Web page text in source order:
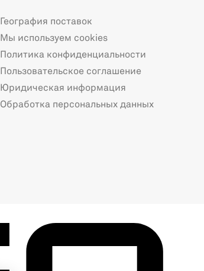
География поставок
Мы используем cookies
Политика конфиденциальности
Пользовательское соглашение
Юридическая информация
Обработка персональных данных